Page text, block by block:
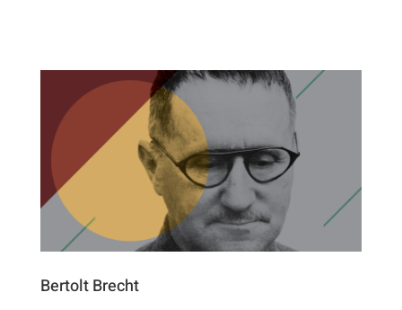
Bertolt Brecht